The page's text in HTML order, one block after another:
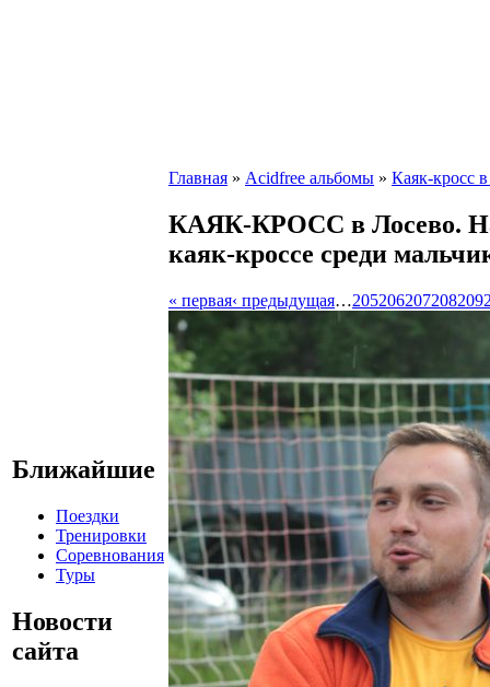
Ближайшие
Поездки
Тренировки
Соревнования
Туры
Новости
сайта
Главная » Acidfree альбомы » Каяк-кросс
КАЯК-КРОСС в Лосево.
каяк-кроссе среди
« первая‹ предыдущая…205206207208209